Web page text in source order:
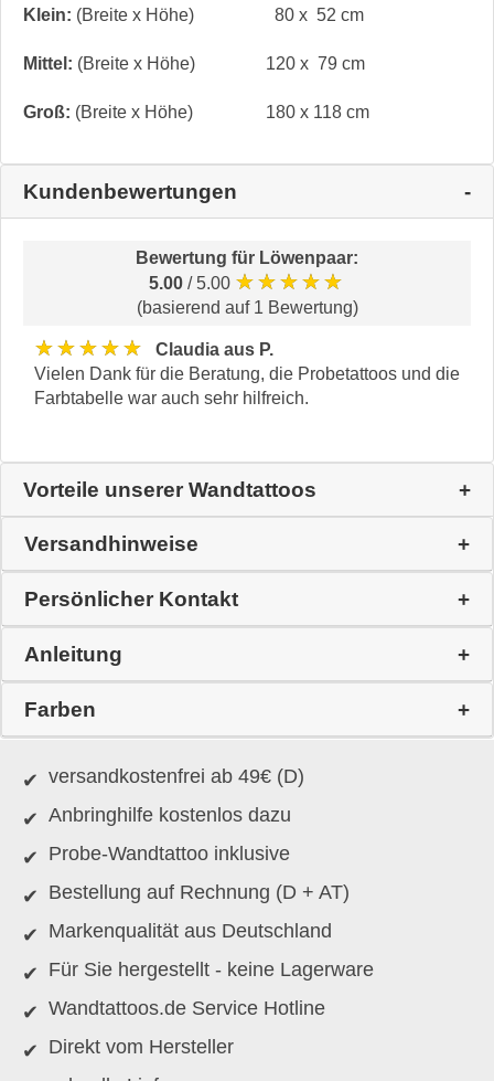
Klein: (Breite x Höhe) 80 x 52 cm
Mittel: (Breite x Höhe) 120 x 79 cm
Groß: (Breite x Höhe) 180 x 118 cm
Kundenbewertungen
Bewertung für Löwenpaar:
5.00 / 5.00 ★★★★★
(basierend auf 1 Bewertung)
★★★★★
Claudia aus P.
Vielen Dank für die Beratung, die Probetattoos und die
Farbtabelle war auch sehr hilfreich.
Vorteile unserer Wandtattoos
Versandhinweise
Persönlicher Kontakt
Anleitung
Farben
versandkostenfrei ab 49€ (D)
Anbringhilfe kostenlos dazu
Probe-Wandtattoo inklusive
Bestellung auf Rechnung (D + AT)
Markenqualität aus Deutschland
Für Sie hergestellt - keine Lagerware
Wandtattoos.de Service Hotline
Direkt vom Hersteller